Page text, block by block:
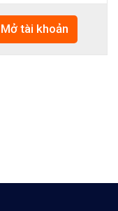
Mở tài khoản